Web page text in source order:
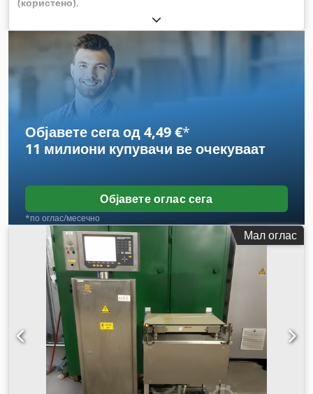
Објавете сега од 4,49 €*
11 милиони купувачи ве очекуваат
Објавете оглас сега
*по оглас/месечно
Мал оглас